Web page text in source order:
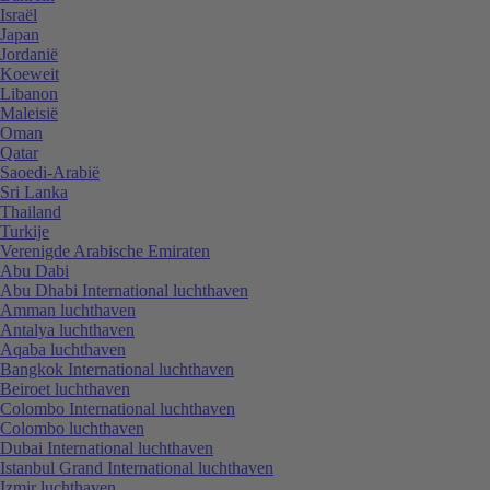
Israël
Japan
Jordanië
Koeweit
Libanon
Maleisië
Oman
Qatar
Saoedi-Arabië
Sri Lanka
Thailand
Turkije
Verenigde Arabische Emiraten
Abu Dabi
Abu Dhabi International luchthaven
Amman luchthaven
Antalya luchthaven
Aqaba luchthaven
Bangkok International luchthaven
Beiroet luchthaven
Colombo International luchthaven
Colombo luchthaven
Dubai International luchthaven
Istanbul Grand International luchthaven